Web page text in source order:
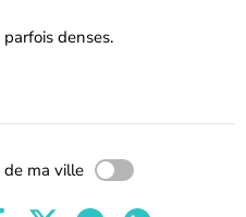
denses.
de ma ville